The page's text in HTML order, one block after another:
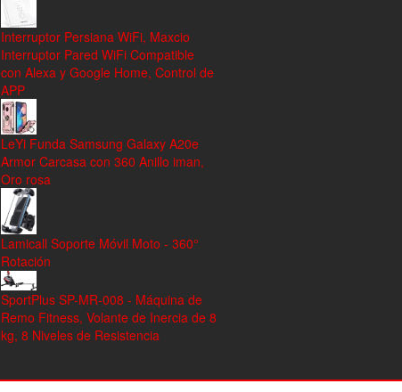
Interruptor Persiana WiFi, Maxcio
Interruptor Pared WiFi Compatible
con Alexa y Google Home, Control de
APP
LeYi Funda Samsung Galaxy A20e
Armor Carcasa con 360 Anillo iman,
Oro rosa
Lamicall Soporte Móvil Moto - 360°
Rotación
SportPlus SP-MR-008 - Máquina de
Remo Fitness, Volante de Inercia de 8
kg, 8 Niveles de Resistencia